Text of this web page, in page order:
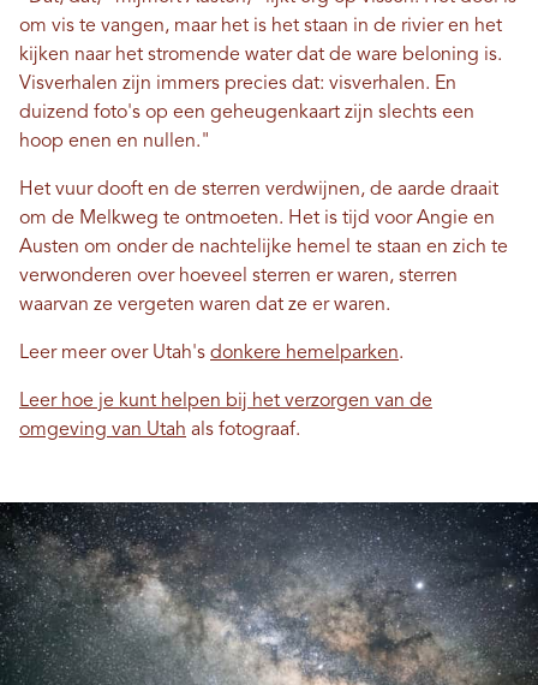
om vis te vangen, maar het is het staan ​​in de rivier en het
kijken naar het stromende water dat de ware beloning is.
Visverhalen zijn immers precies dat: visverhalen. En
duizend foto's op een geheugenkaart zijn slechts een
hoop enen en nullen."
Het vuur dooft en de sterren verdwijnen, de aarde draait
om de Melkweg te ontmoeten. Het is tijd voor Angie en
Austen om onder de nachtelijke hemel te staan ​​en zich te
verwonderen over hoeveel sterren er waren, sterren
waarvan ze vergeten waren dat ze er waren.
Leer meer over Utah's donkere hemelparken.
Leer hoe je kunt helpen bij het verzorgen van de
omgeving van Utah als fotograaf.